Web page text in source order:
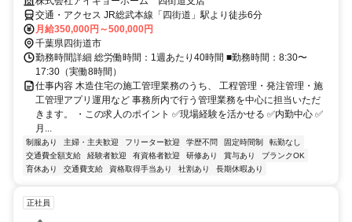
交通・アクセス JR総武本線「四街道」駅より徒歩6分
月給350,000円～500,000円
千葉県四街道市
勤務時間詳細 総労働時間：1週あたり40時間 ■勤務時間：8:30〜
17:30（実働8時間）
仕事内容 木造住宅の施工管理業務のうち、 工程管理・発注管理・施
工管理アプリ運用など 事務所内で行う管理業務を中心に担当いただ
きます。 ・この求人のポイント ✅現場経験を活かせる ✅内勤中心 ✅
月...
制服あり 主婦・主夫歓迎 フリーター歓迎 学歴不問 固定時間制
転勤なし
交通費全額支給
経験者歓迎 有資格者歓迎 研修あり 賞与あり
ブランクOK
育休あり
交通費支給 資格取得手当あり 社割あり 長期休暇あり
正社員